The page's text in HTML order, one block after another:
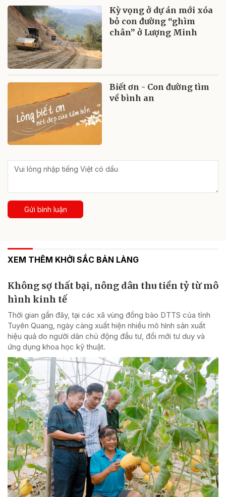
Kỳ vọng ở dự án mới xóa
bỏ con đường “ghìm
chân” ở Lượng Minh
Biết ơn - Con đường tìm
về bình an
Gửi bình luận
XEM THÊM KHỞI SẮC BẢN LÀNG
Không sợ thất bại, nông dân thu tiền tỷ từ mô
hình kinh tế
Thời gian gần đây, tại các xã vùng đồng bào DTTS của tỉnh
Tuyên Quang, ngày càng xuất hiện nhiều mô hình sản xuất
hiệu quả do người dân chủ động đầu tư, đổi mới tư duy và
ứng dụng khoa học kỹ thuật.